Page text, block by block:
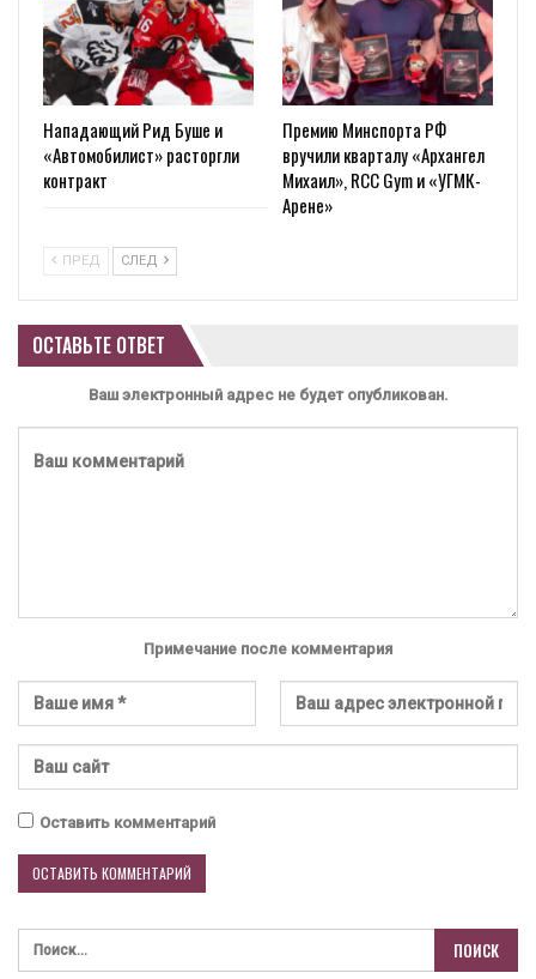
Нападающий Рид Буше и
«Автомобилист» расторгли
контракт
Премию Минспорта РФ
вручили кварталу «Архангел
Михаил», RCC Gym и «УГМК-
Арене»
ПРЕД СЛЕД
ОСТАВЬТЕ ОТВЕТ
Ваш электронный адрес не будет опубликован.
Примечание после комментария
Оставить комментарий